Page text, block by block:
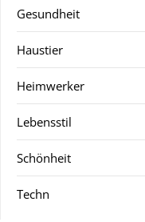
Gesundheit
Haustier
Heimwerker
Lebensstil
Schönheit
Techn